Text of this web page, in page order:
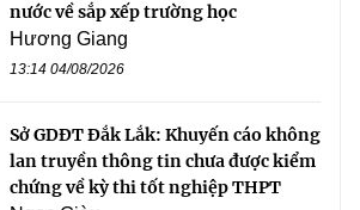
nước về sắp xếp trường học
Hương Giang
13:14 04/08/2026
Sở GDĐT Đắk Lắk: Khuyến cáo không
lan truyền thông tin chưa được kiểm
chứng về kỳ thi tốt nghiệp THPT